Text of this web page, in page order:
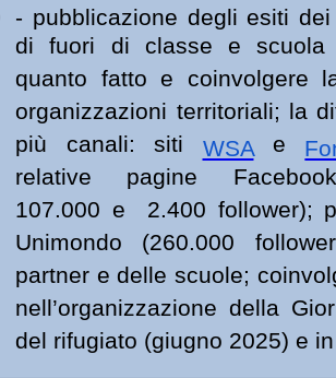
- pubblicazione degli esiti
di fuori di classe e scuola
quanto fatto e coinvolgere
organizzazioni territoriali; la
più canali: siti
WSAe
relative pagine
107.000 e 2.400 follower);
Unimondo (260.000
partner e delle scuole;
nell’organizzazione della
del rifugiato (giugno 2025) e